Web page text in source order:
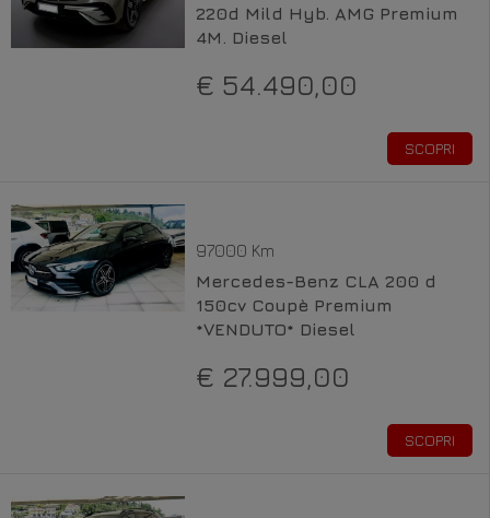
220d Mild Hyb. AMG Premium
4M. Diesel
€ 54.490,00
SCOPRI
97000 Km
Mercedes-Benz CLA 200 d
150cv Coupè Premium
*VENDUTO* Diesel
€ 27.999,00
SCOPRI